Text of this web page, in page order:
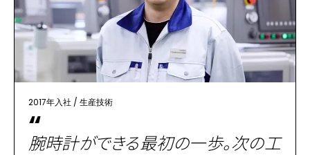
2017年入社 / 生産技術
“
腕時計ができる最初の一歩。次の工